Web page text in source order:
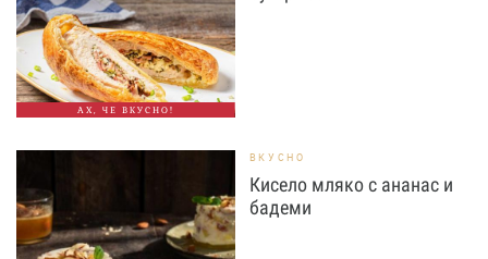
АХ, ЧЕ ВКУСНО!
ВКУСНО
Кисело мляко с ананас и
бадеми